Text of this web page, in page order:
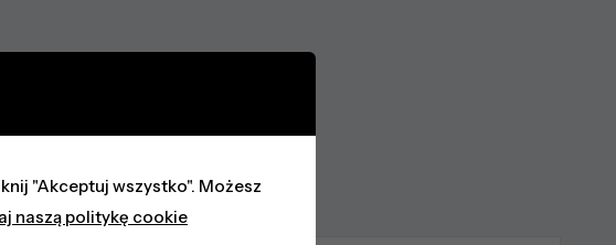
"Akceptuj wszystko". Możesz
naszą politykę cookie